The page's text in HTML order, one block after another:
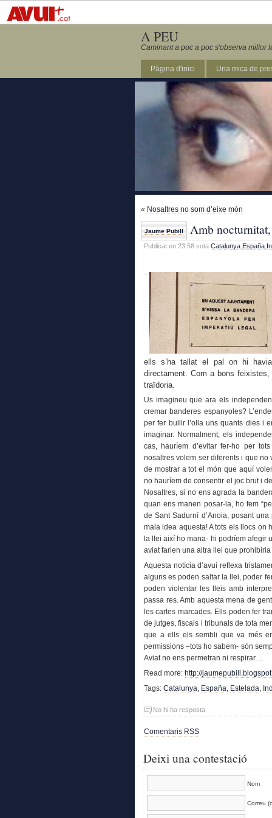
A PEU
Caminant a poc a poc s'observa millor
Pàgina d'inici Una mica de
« Nosaltres no som d’eixe món
Jaume Pubill Amb
Publicat en 23:58 sota Catalunya España
ells s’ha tallat el pal on hi
directament. Com a bons
traïdoria.
Us imagineu que ara els
cremar banderes espanyoles?
per fer bullir l’olla uns quants dies i
imaginar. Normalment, els
cas, hauríem d’evitar fer-ho per
nosaltres volem ser diferents i que
de mostrar a tot el món que aquí
no hauríem de consentir el joc brut i
Nosaltres, si no ens agrada la
quan ens manen posar-la, ho fem
de Sant Sadurní d’Anoia, posant
mala idea aquesta! A tots els llocs on
la llei així ho mana- hi podríem afegir
aviat farien una altra llei que
Aquesta notícia d’avui reflexa
alguns es poden saltar la llei, poder
poden violentar les lleis amb
passa res. Amb aquesta mena de
les cartes marcades. Ells poden fer
de jutges, fiscals i tribunals de tota
que a ells els sembli que va més
permissions –tots ho sabem- són
Aviat no ens permetran ni respirar…
Read more: http://
Tags: Catalunya, España, Estelada,
No hi ha resposta
Comentaris RSS
Deixi una contestació
Nom
Correu